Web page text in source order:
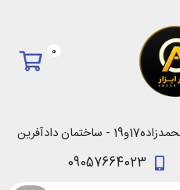
0
09057664023